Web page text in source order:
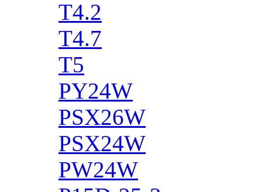
T4.2
T4.7
T5
PY24W
PSX26W
PSX24W
PW24W